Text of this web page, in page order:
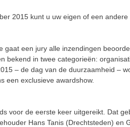
2015 kunt u uw eigen of een
gaat een jury alle inzendingen
bekend in twee categorieën:
– de dag van de duurzaamheid –
een exclusieve awardshow.
voor de eerste keer uitgereikt. Dat
Hans Tanis (Drechtsteden) en